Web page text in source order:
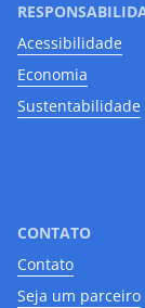
Acessibilidade
Economia
Sustentabilidade
CONTATO
Contato
Seja um parceiro